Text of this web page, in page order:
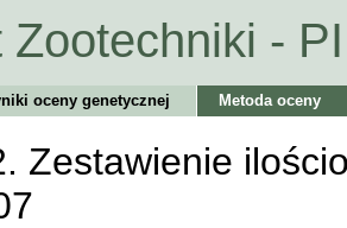
Zootechniki -
oceny genetycznej Metoda oceny
Zestawienie